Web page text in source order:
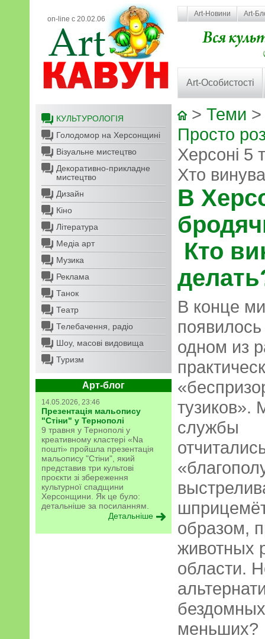
on-line с 20.02.06
Art-Новини Art-
Art-Особистості
КУЛЬТУРОЛОГІЯ
Голодомор на Херсонщині
Візуальне мистецтво
Декоративно-прикладне
мистецтво
Дизайн
Кіно
Література
Медіа арт
Музика
Реклама
Танок
Театр
Телебачення, радіо
Шоу, масові видовища
Туризм
Арт-блог
14.05.2026, 23:46
Презентація мальопису
"Стіни" у Тернополі
9 травня у Тернополі у
креативному кластері «Na
пошті» пройшла презентація
мальопису "Стіни", який
представив три культові
проєкти зі збереження
культурної спадщини
Херсонщини. Як це було:
детальніше за посиланням.
Детальніше
> Теми
Просто
Херсоні 5
Хто
В
Кто
В конце
одном из
тузиков».
службы
образом,
животных
области.
меньших?